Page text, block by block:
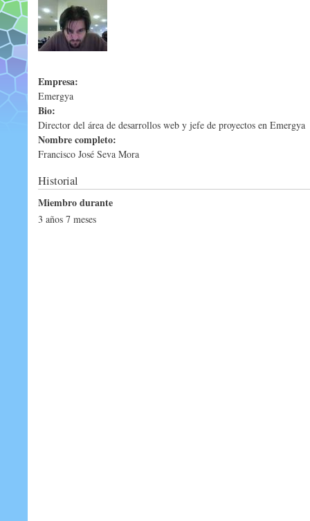
Empresa:
Emergya
Bio:
Director del área de desarrollos web y jefe de proyectos en Emergya
Nombre completo:
Francisco José Seva Mora
Historial
Miembro durante
3 años 7 meses